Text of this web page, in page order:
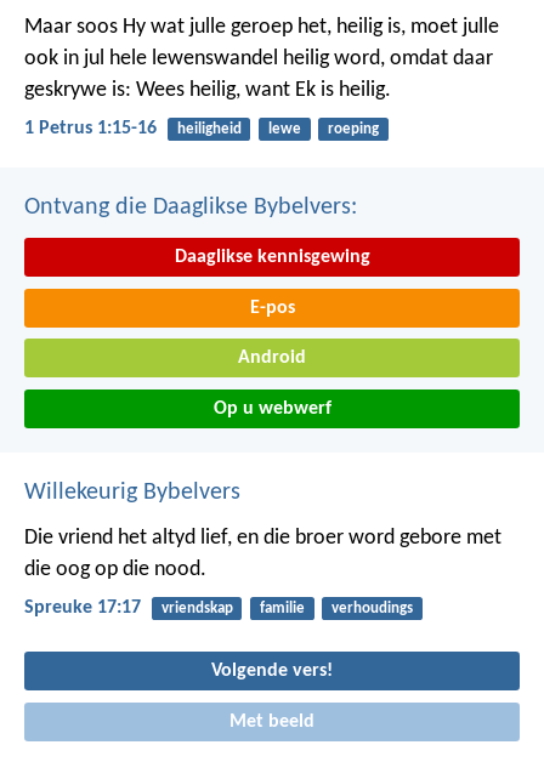
Maar soos Hy wat julle geroep het, heilig is, moet julle
ook in jul hele lewenswandel heilig word, omdat daar
geskrywe is: Wees heilig, want Ek is heilig.
1 Petrus 1:15-16 heiligheid lewe roeping
Ontvang die Daaglikse Bybelvers:
Daaglikse kennisgewing
E-pos
Android
Op u webwerf
Willekeurig Bybelvers
Die vriend het altyd lief, en die broer word gebore met
die oog op die nood.
Spreuke 17:17 vriendskap familie verhoudings
Volgende vers!
Met beeld